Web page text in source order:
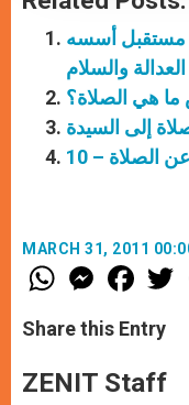
مستقبل أسسه
العدالة والسلام
ما هي الصلاة؟
إلى السيدة
الصلاة – 10
MARCH 31, 2011
W
h
t
s
p
p
M
e
s
e
g
e
F
a
e
b
o
k
Share this Entry
ZENIT Staff